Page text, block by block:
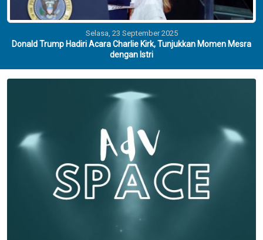
Senin, 01 Desember 2025
FOTO: Ribuan Kayu Gelondongan Berserakan Pasca Banjir Bandang
di Solok
Selasa, 23 September 2025
dengan Istri